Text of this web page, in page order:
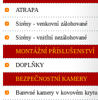
ATRAPA
Sirény - venkovní zálohované
Sirény - vnitřní nezálohované
MONTÁŽNÍ PŘÍSLUŠENSTVÍ
DOPLŇKY
BEZPEČNOSTNÍ KAMERY
Barevné kamery v kovovém krytu